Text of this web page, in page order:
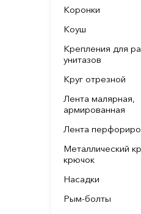
Коронки
Коуш
Крепления для
унитазов
Круг отрезной
Лента малярная,
армированная
Лента
Металлический
крючок
Насадки
Рым-болты